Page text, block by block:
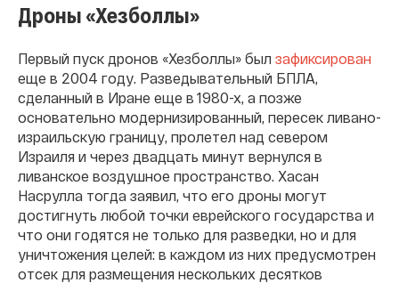
Дроны «Хезболлы»
Первый пуск дронов «Хезболлы» был зафиксирован
еще в 2004 году. Разведывательный БПЛА,
сделанный в Иране еще в 1980-х, а позже
основательно модернизированный, пересек ливано-
израильскую границу, пролетел над севером
Израиля и через двадцать минут вернулся в
ливанское воздушное пространство. Хасан
Насрулла тогда заявил, что его дроны могут
достигнуть любой точки еврейского государства и
что они годятся не только для разведки, но и для
уничтожения целей: в каждом из них предусмотрен
отсек для размещения нескольких десятков